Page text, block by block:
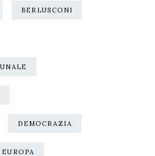
BERLUSCONI
DEMOCRAZIA
EUROPA